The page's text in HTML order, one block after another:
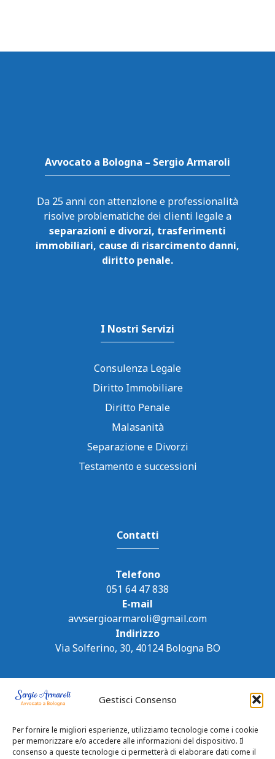
Gestisci Consenso
Per fornire le migliori esperienze, utilizziamo tecnologie come i cookie
per memorizzare e/o accedere alle informazioni del dispositivo. Il
consenso a queste tecnologie ci permetterà di elaborare dati come il
Avvocato a Bologna – Sergio Armaroli
Da 25 anni con attenzione e professionalità
separazioni e divorzi, trasferimenti
immobiliari, cause di risarcimento danni,
diritto penale.
I Nostri Servizi
Consulenza Legale
Diritto Immobiliare
Diritto Penale
Malasanità
Separazione e Divorzi
Testamento e successioni
Contatti
Telefono
051 64 47 838
E-mail
avvsergioarmaroli@gmail.com
Indirizzo
Via Solferino, 30, 40124 Bologna BO